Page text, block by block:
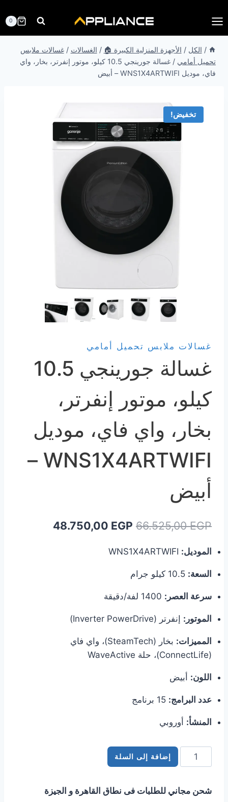
إلى
المحتوى
0
/ الكل / الأجهزة المنزلية الكبيرة 🏠 / الغسالات / غسالات ملابس
تحميل أمامي /
غسالة جورينجي 10.5 كيلو، موتور إنفرتر، بخار، واي
فاي، موديل WNS1X4ARTWIFI – أبيض
تخفيض!
غسالات ملابس تحميل أمامي
غسالة جورينجي 10.5
كيلو، موتور إنفرتر،
بخار، واي فاي، موديل
WNS1X4ARTWIFI –
أبيض
66.525,00EGP
السعر
66.525,00 EGP.
48.750,00 EGP
الموديل:
السعة:
سرعة العصر:
الموتور: إنفرتر (Inverter PowerDrive)
المميزات:
بخار (SteamTech)، واي فاي
(ConnectLife)، حلة WaveActive
اللون: أبيض
عدد البرامج:
المنشأ: أوروبي
كمية
غسالة
10.5
إضافة إلى السلة
شحن مجاني للطلبات فى نطاق القاهرة و الجيزة